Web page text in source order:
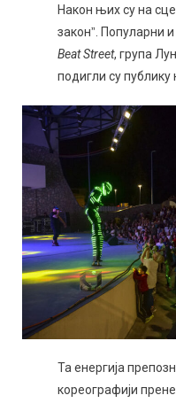
Након њих су на
законˮ. Популарни
Beat Street, група
подигли су публику
Та енергија
кореографији